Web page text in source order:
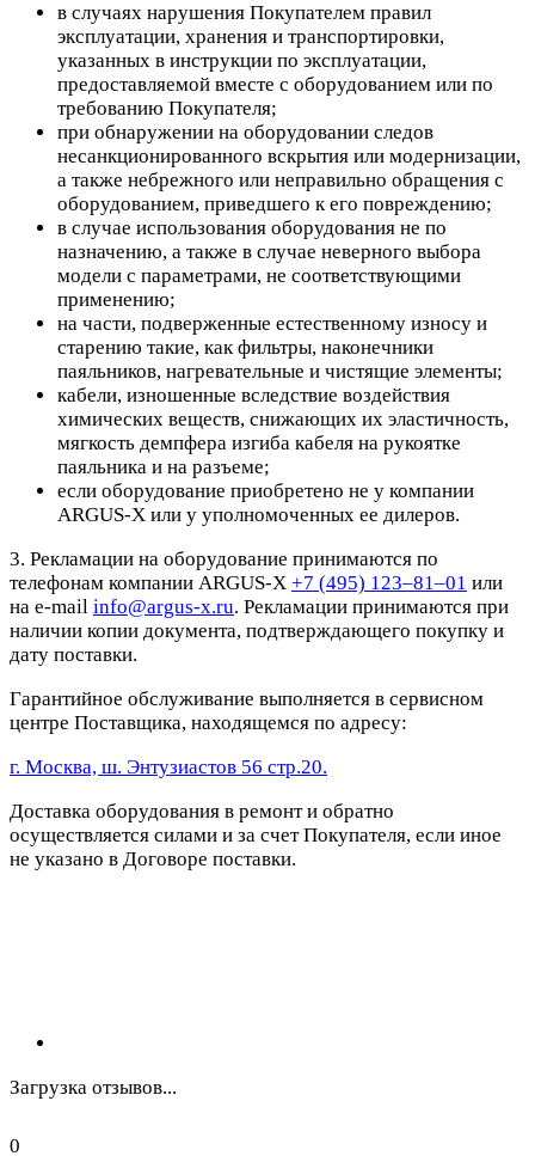
в случаях нарушения Покупателем правил
эксплуатации, хранения и транспортировки,
указанных в инструкции по эксплуатации,
предоставляемой вместе с оборудованием или по
требованию Покупателя;
при обнаружении на оборудовании следов
несанкционированного вскрытия или модернизации,
а также небрежного или неправильно обращения с
оборудованием, приведшего к его повреждению;
в случае использования оборудования не по
назначению, а также в случае неверного выбора
модели с параметрами, не соответствующими
применению;
на части, подверженные естественному износу и
старению такие, как фильтры, наконечники
паяльников, нагревательные и чистящие элементы;
кабели, изношенные вследствие воздействия
химических веществ, снижающих их эластичность,
мягкость демпфера изгиба кабеля на рукоятке
паяльника и на разъеме;
если оборудование приобретено не у компании
ARGUS-X или у уполномоченных ее дилеров.
3. Рекламации на оборудование принимаются по
телефонам компании ARGUS-X +7 (495) 123–81–01 или
на e-mail info@argus-x.ru. Рекламации принимаются при
наличии копии документа, подтверждающего покупку и
дату поставки.
Гарантийное обслуживание выполняется в сервисном
центре Поставщика, находящемся по адресу:
г. Москва, ш. Энтузиастов 56 стр.20.
Доставка оборудования в ремонт и обратно
осуществляется силами и за счет Покупателя, если иное
не указано в Договоре поставки.
Загрузка отзывов...
0